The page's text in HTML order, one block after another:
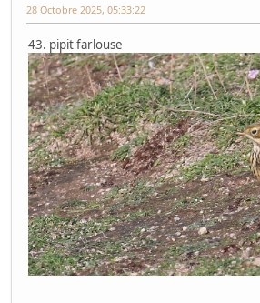
28 Octobre 2025, 05:33:22
43. pipit farlouse